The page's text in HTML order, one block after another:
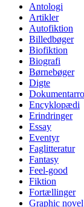
Antologi
Artikler
Autofiktion
Billedbøger
Biofiktion
Biografi
Børnebøger
Digte
Encyklopædi
Erindringer
Essay
Eventyr
Faglitteratur
Fantasy
Feel-good
Fiktion
Fortællinger
Graphic novel